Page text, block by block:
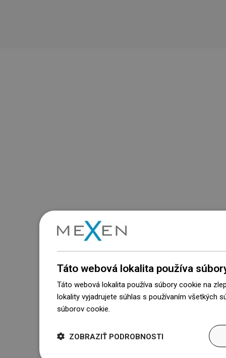
Táto webová lokalita používa
Táto webová lokalita používa súbory cookie na
lokality vyjadrujete súhlas s používaním všetkých
súborov cookie.
ZOBRAZIŤ PODROBNOSTI